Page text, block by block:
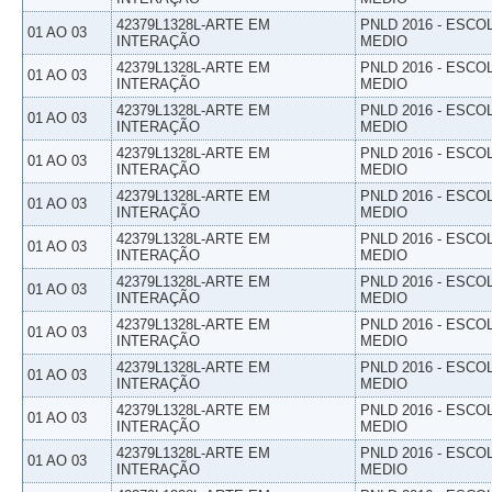
01 AO 03
42379L1328L-ARTE EM
INTERAÇÃO
PNLD 2016 -
MEDIO
01 AO 03
42379L1328L-ARTE EM
INTERAÇÃO
PNLD 2016 -
MEDIO
01 AO 03
42379L1328L-ARTE EM
INTERAÇÃO
PNLD 2016 -
MEDIO
01 AO 03
42379L1328L-ARTE EM
INTERAÇÃO
PNLD 2016 -
MEDIO
01 AO 03
42379L1328L-ARTE EM
INTERAÇÃO
PNLD 2016 -
MEDIO
01 AO 03
42379L1328L-ARTE EM
INTERAÇÃO
PNLD 2016 -
MEDIO
01 AO 03
42379L1328L-ARTE EM
INTERAÇÃO
PNLD 2016 -
MEDIO
01 AO 03
42379L1328L-ARTE EM
INTERAÇÃO
PNLD 2016 -
MEDIO
01 AO 03
42379L1328L-ARTE EM
INTERAÇÃO
PNLD 2016 -
MEDIO
01 AO 03
42379L1328L-ARTE EM
INTERAÇÃO
PNLD 2016 -
MEDIO
01 AO 03
42379L1328L-ARTE EM
INTERAÇÃO
PNLD 2016 -
MEDIO